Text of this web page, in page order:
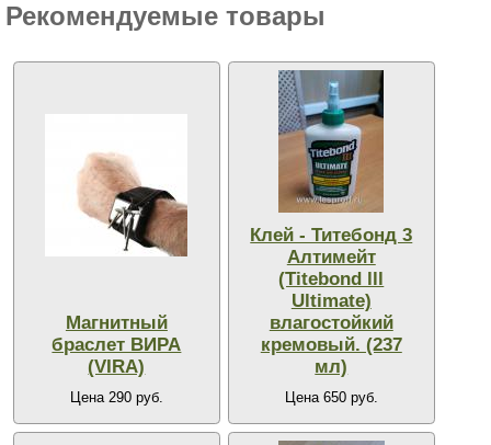
Рекомендуемые товары
Магнитный
браслет ВИРА
(VIRA)
Цена 290 руб.
Клей - Титебонд 3
Алтимейт
(Titebond lll
Ultimate)
влагостойкий
кремовый. (237
мл)
Цена 650 руб.